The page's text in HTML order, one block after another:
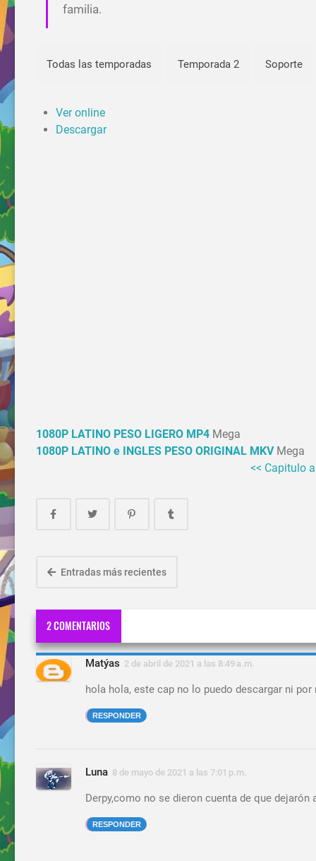
familia.
Todas las temporadas Temporada 2 Soporte
Ver online
Descargar
1080P LATINO PESO LIGERO MP4 Mega
1080P LATINO e INGLES PESO ORIGINAL MKVMega
<< Capitulo
Entradas más recientes
2 COMENTARIOS
Matýas 2 de abril de 2021 a las 8:49 a.m.
hola hola, este cap no lo puedo descargar ni
RESPONDER
Luna 8 de mayo de 2021 a las 7:01 p.m.
Derpy,como no se dieron cuenta de que dejarón
RESPONDER